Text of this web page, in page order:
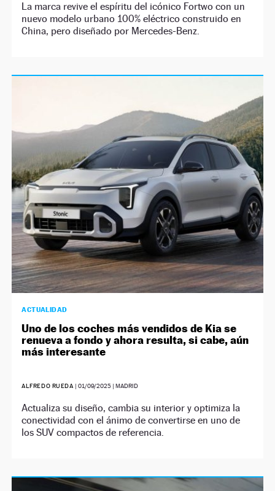
La marca revive el espíritu del icónico Fortwo con un
nuevo modelo urbano 100% eléctrico construido en
China, pero diseñado por Mercedes-Benz.
ACTUALIDAD
Uno de los coches más vendidos de Kia se
renueva a fondo y ahora resulta, si cabe, aún
más interesante
ALFREDO RUEDA |01/09/2025 | MADRID
Actualiza su diseño, cambia su interior y optimiza la
conectividad con el ánimo de convertirse en uno de
los SUV compactos de referencia.